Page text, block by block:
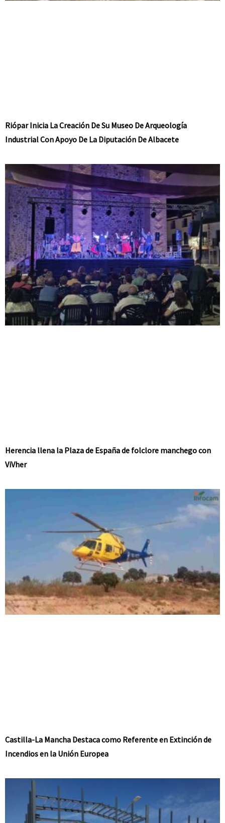
Riópar Inicia La Creación De Su Museo De Arqueología
Industrial Con Apoyo De La Diputación De Albacete
Herencia llena la Plaza de España de folclore manchego con
ViVher
Castilla-La Mancha Destaca como Referente en Extinción de
Incendios en la Unión Europea